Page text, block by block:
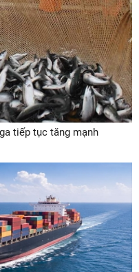
tiếp tục tăng mạnh